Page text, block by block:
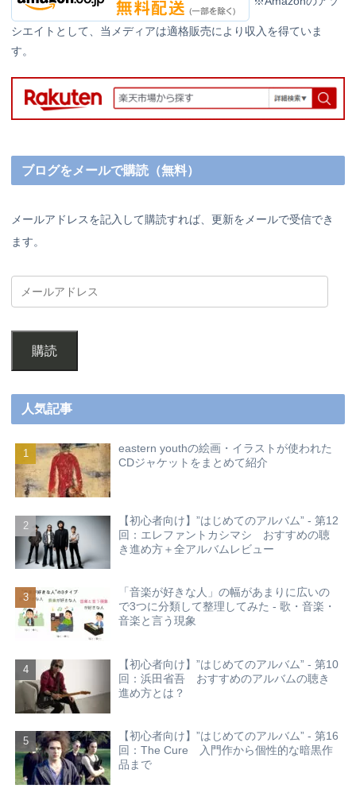
シエイトとして、当メディアは適格販売により収入を得ていま
す。
ブログをメールで購読（無料）
メールアドレスを記入して購読すれば、更新をメールで受信でき
ます。
購読
人気記事
eastern youthの絵画・イラストが使われた
CDジャケットをまとめて紹介
【初心者向け】”はじめてのアルバム” - 第12
回：エレファントカシマシ おすすめの聴
き進め方＋全アルバムレビュー
「音楽が好きな人」の幅があまりに広いの
で3つに分類して整理してみた - 歌・音楽・
音楽と言う現象
【初心者向け】”はじめてのアルバム” - 第10
回：浜田省吾 おすすめのアルバムの聴き
進め方とは？
【初心者向け】”はじめてのアルバム” - 第16
回：The Cure 入門作から個性的な暗黒作
品まで